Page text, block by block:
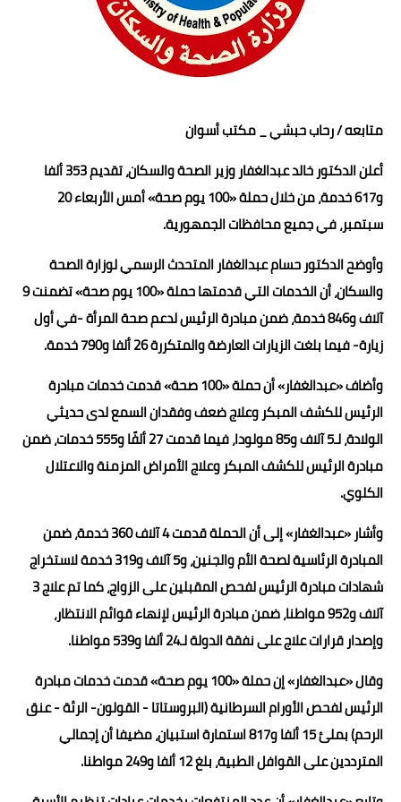
حوادث وقضايا
خدمات
فن المطبخ
مقالات
متابعه / رحاب حبشي _ مكتب أسوان
أعلن الدكتور خالد عبدالغفار وزير الصحة والسكان، تقديم 353 ألفا
و617 خدمة، من خلال حملة «100 يوم صحة» أمس الأربعاء 20
سبتمبر، في جميع محافظات الجمهورية.
وأوضح الدكتور حسام عبدالغفار المتحدث الرسمي لوزارة الصحة
والسكان، أن الخدمات التي قدمتها حملة «100 يوم صحة» تضمنت 9
آلاف و846 خدمة، ضمن مبادرة الرئيس لدعم صحة المرأة -في أول
زيارة- فيما بلغت الزيارات العارضة والمتكررة 26 ألفا و790 خدمة.
وأضاف «عبدالغفار» أن حملة «100 صحة» قدمت خدمات مبادرة
الرئيس للكشف المبكر وعلاج ضعف وفقدان السمع لدى حديثي
الولادة، لـ5 آلاف و85 مولودا، فيما قدمت 27 ألفًا و555 خدمات، ضمن
مبادرة الرئيس للكشف المبكر وعلاج الأمراض المزمنة والاعتلال
الكلوي.
وأشار «عبدالغفار» إلى أن الحملة قدمت 4 آلاف 360 خدمة، ضمن
المبادرة الرئاسية لصحة الأم والجنين، و5 آلاف و319 خدمة لاستخراج
شهادات مبادرة الرئيس لفحص المقبلين على الزواج، كما تم علاج 3
آلاف و952 مواطنا، ضمن مبادرة الرئيس لإنهاء قوائم الانتظار،
وإصدار قرارات علاج على نفقة الدولة لـ24 ألفا و539 مواطنا.
وقال «عبدالغفار» إن حملة «100 يوم صحة» قدمت خدمات مبادرة
الرئيس لفحص الأورام السرطانية (البروستاتا - القولون- الرئة - عنق
الرحم) بملئ 15 ألفا و817 استمارة استبيان، مضيفا أن إجمالي
المترددين على القوافل الطبية، بلغ 12 ألفا و249 مواطنا.